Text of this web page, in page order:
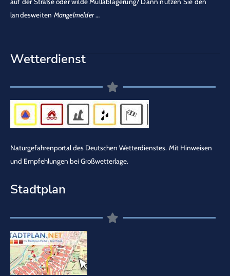
landesweiten Mängelmelder…
Wetterdienst
Naturgefahrenportal des Deutschen Wetterdienstes. Mit Hinweisen
und Empfehlungen bei Großwetterlage.
Stadtplan